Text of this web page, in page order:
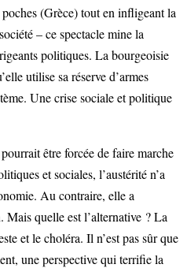
(Grèce) tout en infligeant la
– ce spectacle mine la
politiques. La bourgeoisie
utilise sa réserve d’armes
Une crise sociale et politique
être forcée de faire marche
et sociales, l’austérité n’a
Au contraire, elle a
Mais quelle est l’alternative ? La
et le choléra. Il n’est pas sûr que
une perspective qui terrifie la